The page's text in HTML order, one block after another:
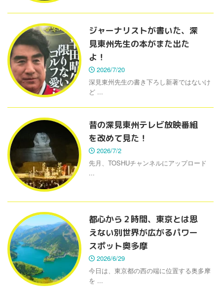
ジャーナリストが書いた、深
見東州先生の本がまた出た
よ！
2026/7/20
深見東州先生の書き下ろし新著ではないけ
ど ...
昔の深見東州テレビ放映番組
を改めて見た！
2026/7/2
先月、TOSHUチャンネルにアップロード
...
都心から２時間、東京とは思
えない別世界が広がるパワー
スポット奥多摩
2026/6/29
今日は、東京都の西の端に位置する奥多摩
を ...